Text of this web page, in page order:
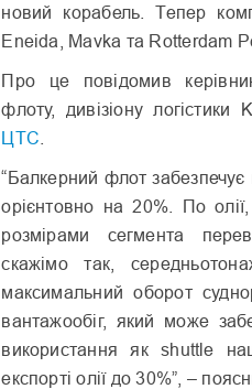
новий корабель. Тепер
Eneida, Mavka та Rotterdam
Про це повідомив
флоту, дивізіону
ЦТС
“Балкерний флот
орієнтовно на 20%. По
розмірами сегмента
скажімо так,
максимальний оборот
вантажообіг, який може
використання як shuttle
експорті олії до 30%”, –